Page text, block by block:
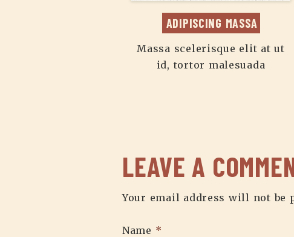
ADIPISCING MASSA
Massa scelerisque elit at ut
id, tortor malesuada
LEAVE A
Your email address will not be
Name *